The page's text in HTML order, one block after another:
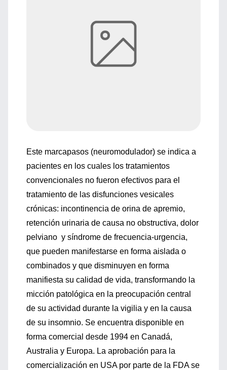
Este marcapasos (neuromodulador) se indica a
pacientes en los cuales los tratamientos
convencionales no fueron efectivos para el
tratamiento de las disfunciones vesicales
crónicas: incontinencia de orina de apremio,
retención urinaria de causa no obstructiva, dolor
pelviano y síndrome de frecuencia-urgencia,
que pueden manifestarse en forma aislada o
combinados y que disminuyen en forma
manifiesta su calidad de vida, transformando la
micción patológica en la preocupación central
de su actividad durante la vigilia y en la causa
de su insomnio. Se encuentra disponible en
forma comercial desde 1994 en Canadá,
Australia y Europa. La aprobación para la
comercialización en USA por parte de la FDA se